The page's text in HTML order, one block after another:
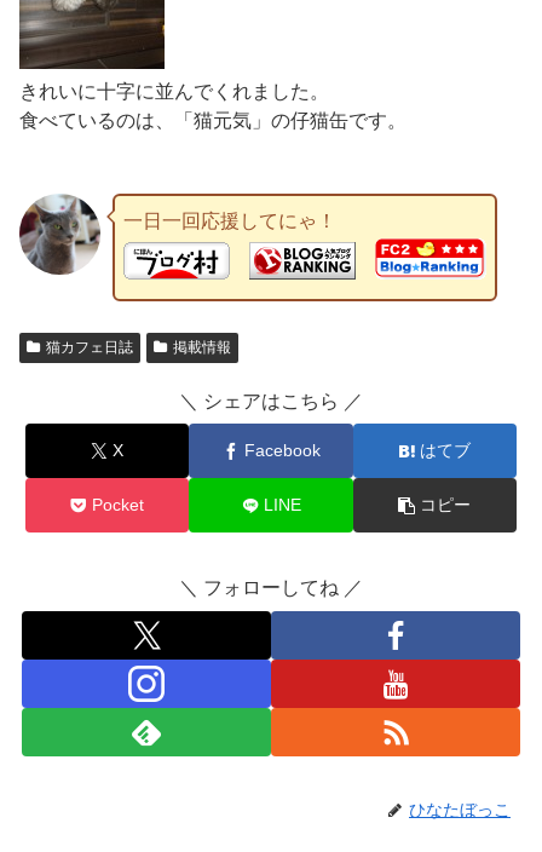
きれいに十字に並んでくれました。
食べているのは、「猫元気」の仔猫缶です。
一日一回応援してにゃ！
猫カフェ日誌 掲載情報
＼ シェアはこちら ／
X Facebook はてブ
Pocket LINE コピー
＼ フォローしてね ／
ひなたぼっこ